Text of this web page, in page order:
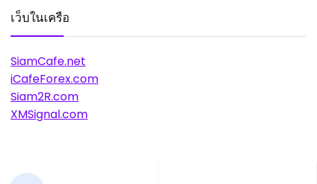
เว็บในเครือ
SiamCafe.net
iCafeForex.com
Siam2R.com
XMSignal.com